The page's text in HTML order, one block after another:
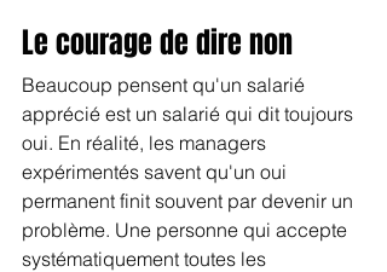
Le courage de dire non
Beaucoup pensent qu'un salarié
apprécié est un salarié qui dit toujours
oui. En réalité, les managers
expérimentés savent qu'un oui
permanent finit souvent par devenir un
problème. Une personne qui accepte
systématiquement toutes les